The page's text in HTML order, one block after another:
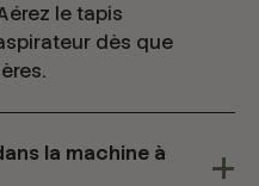
le tapis
dès que
la machine à